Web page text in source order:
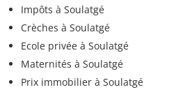
Impôts à Soulatgé
Crèches à Soulatgé
Ecole privée à Soulatgé
Maternités à Soulatgé
Prix immobilier à Soulatgé